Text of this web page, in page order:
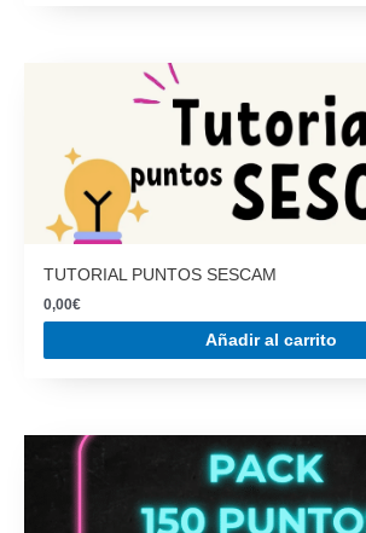
TUTORIAL PUNTOS SESCAM
0,00€
Añadir al carrito